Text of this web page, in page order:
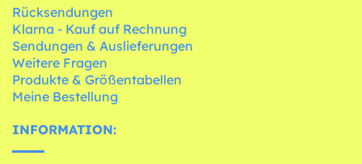
Rücksendungen
Klarna - Kauf auf Rechnung
Sendungen & Auslieferungen
Weitere Fragen
Produkte & Größentabellen
Meine Bestellung
INFORMATION: